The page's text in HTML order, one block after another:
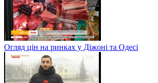
Огляд цін на ринках у Діжоні та Одесі